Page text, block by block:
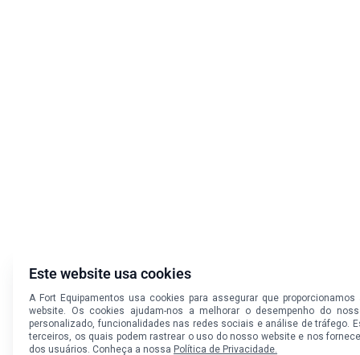
Este website usa cookies
A Fort Equipamentos usa cookies para assegurar que
website. Os cookies ajudam-nos a melhorar o desempenho do
personalizado, funcionalidades nas redes sociais e análise de tráfego.
terceiros, os quais podem rastrear o uso do nosso website e nos
dos usuários. Conheça a nossa Política de Privacidade.